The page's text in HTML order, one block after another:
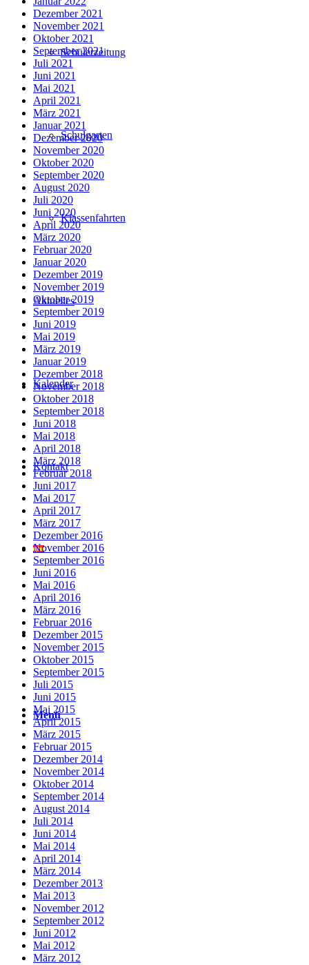
Schülerzeitung
Schulgarten
Klassenfahrten
Aktuelles
Kalender
Kontakt
Suche
MenüMenü
Dezember 2021
November 2021
Oktober 2021
September 2021
Juli 2021
Juni 2021
Mai 2021
April 2021
März 2021
Januar 2021
Dezember 2020
November 2020
Oktober 2020
September 2020
August 2020
Juli 2020
Juni 2020
April 2020
März 2020
Februar 2020
Januar 2020
Dezember 2019
November 2019
Oktober 2019
September 2019
Juni 2019
Mai 2019
März 2019
Januar 2019
Dezember 2018
November 2018
Oktober 2018
September 2018
Juni 2018
Mai 2018
April 2018
März 2018
Februar 2018
Juni 2017
Mai 2017
April 2017
März 2017
Dezember 2016
November 2016
September 2016
Juni 2016
Mai 2016
April 2016
März 2016
Februar 2016
Dezember 2015
November 2015
Oktober 2015
September 2015
Juli 2015
Juni 2015
Mai 2015
April 2015
März 2015
Februar 2015
Dezember 2014
November 2014
Oktober 2014
September 2014
August 2014
Juli 2014
Juni 2014
Mai 2014
April 2014
März 2014
Dezember 2013
Mai 2013
November 2012
September 2012
Juni 2012
Mai 2012
März 2012